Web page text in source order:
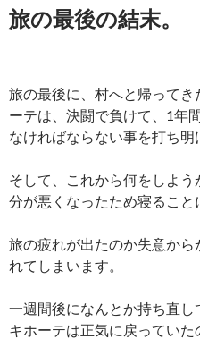
旅の最後の結末。
旅の最後に、村へと帰ってき
ーテは、決闘で負けて、1年
なければならない事を打ち明
そして、これから何をしよ
分が悪くなったため寝ること
旅の疲れが出たのか失意か
れてしまいます。
一週間後になんとか持ち直し
キホーテは正気に戻っていた